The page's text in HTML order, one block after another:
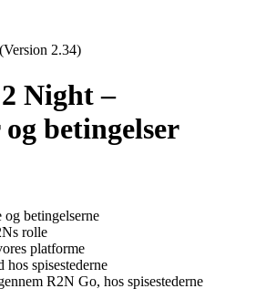
2.34)
Night –
betingelser
betingelserne
rolle
platforme
hos spisestederne
R2N Go, hos spisestederne